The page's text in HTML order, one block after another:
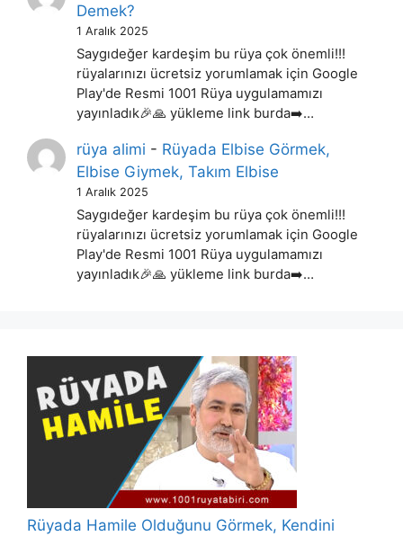
Demek?
1 Aralık 2025
Saygıdeğer kardeşim bu rüya çok önemli!!!
rüyalarınızı ücretsiz yorumlamak için Google
Play'de Resmi 1001 Rüya uygulamamızı
yayınladık🎉🙏 yükleme link burda➡️…
rüya alimi - Rüyada Elbise Görmek,
Elbise Giymek, Takım Elbise
1 Aralık 2025
Saygıdeğer kardeşim bu rüya çok önemli!!!
rüyalarınızı ücretsiz yorumlamak için Google
Play'de Resmi 1001 Rüya uygulamamızı
yayınladık🎉🙏 yükleme link burda➡️…
Rüyada Hamile Olduğunu Görmek, Kendini